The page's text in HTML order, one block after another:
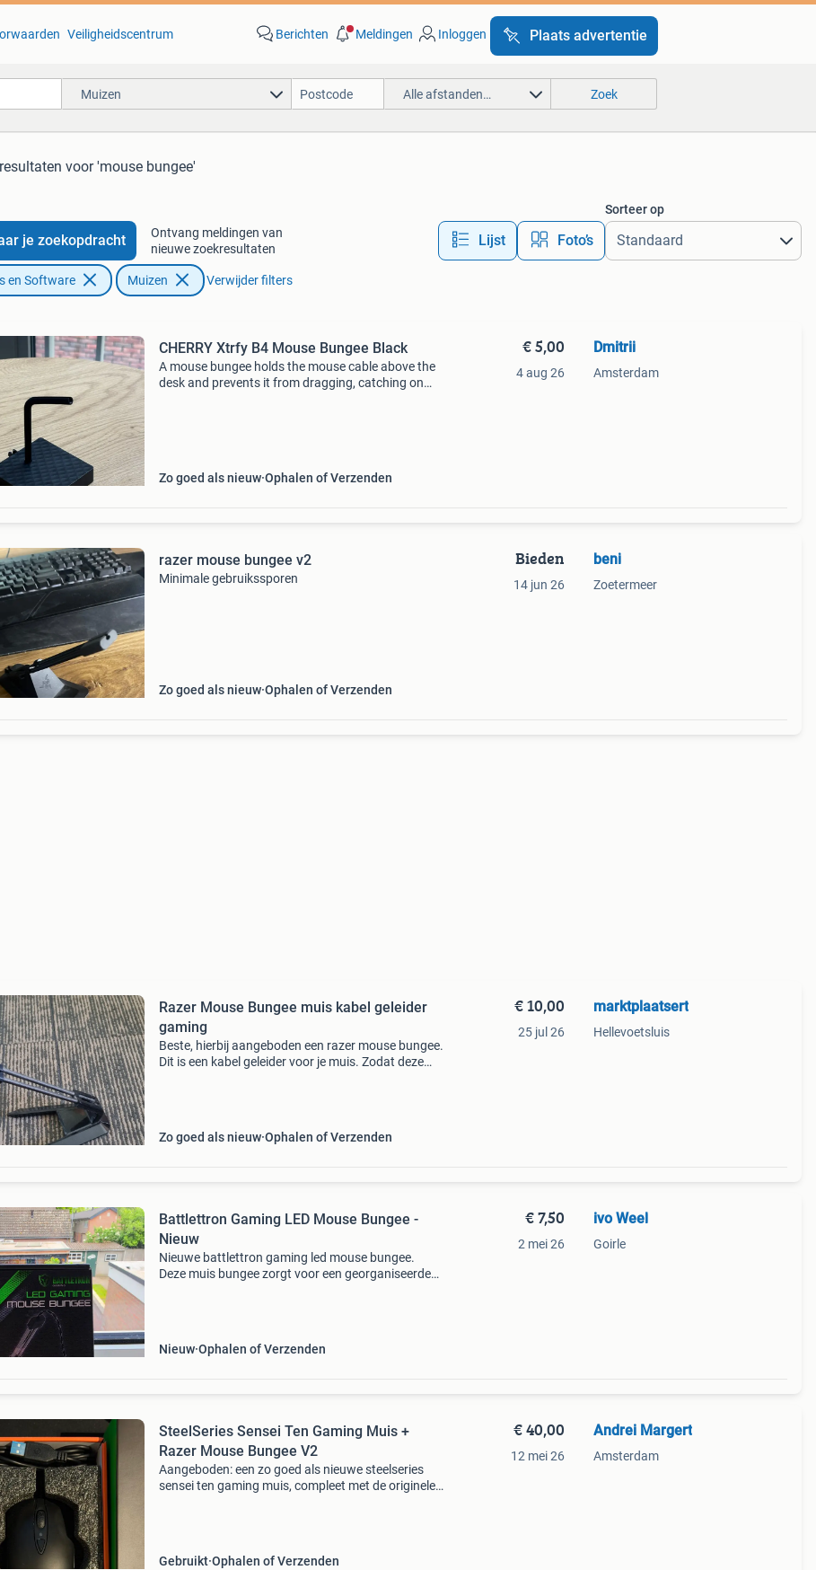
Veiligheidscentrum Berichten Meldingen Inloggen Plaats advertentie
Muizen Alle afstanden… Zoek
voor 'mouse bungee'
je zoekopdracht
Ontvang meldingen van
nieuwe zoekresultaten
Lijst Foto’s
Sorteer op
en Software Muizen Verwijder filters
CHERRY Xtrfy B4 Mouse Bungee Black
A mouse bungee holds the mouse cable above the
desk and prevents it from dragging, catching on
Zo goed als nieuw Ophalen of Verzenden
€ 5,00
4 aug 26
Dmitrii
Amsterdam
razer mouse bungee v2
Minimale gebruikssporen
Zo goed als nieuw Ophalen of Verzenden
Bieden
14 jun 26
beni
Zoetermeer
Razer Mouse Bungee muis kabel geleider
gaming
Beste, hierbij aangeboden een razer mouse bungee.
Dit is een kabel geleider voor je muis. Zodat deze
Zo goed als nieuw Ophalen of Verzenden
€ 10,00
25 jul 26
marktplaatsert
Hellevoetsluis
Battlettron Gaming LED Mouse Bungee -
Nieuw
Nieuwe battlettron gaming led mouse bungee.
Deze muis bungee zorgt voor een georganiseerde
Nieuw Ophalen of Verzenden
€ 7,50
2 mei 26
ivo Weel
Goirle
SteelSeries Sensei Ten Gaming Muis +
Razer Mouse Bungee V2
Aangeboden: een zo goed als nieuwe steelseries
sensei ten gaming muis, compleet met de originele
Gebruikt Ophalen of Verzenden
€ 40,00
12 mei 26
Andrei Margert
Amsterdam